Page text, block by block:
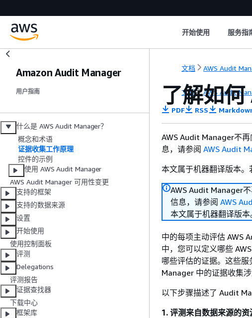
开始使用 服务指
Amazon Audit Manager
用户指南
什么是 AWS Audit Manager？
概念和术语
证据收集工作原理
控件的示例
使用 AWS Audit Manager
AWS Audit Manager 可用性变更
支持的框架
支持的数据来源
设置
开始使用
使用控制面板
评测
Delegations
评测报告
证据查找器
下载中心
框架库
文档 AWS Audit
文档 AWS Audit
了解如
PDF RSS
AWS Audit Manager不
息，请参阅 AWS Audit
本文属于机器翻译版本。
AWS Audit Manager
信息，请参阅 AWS
本文属于机器翻译版
中的每项主动评估 AWS
中，您可以定义哪些
哪些评估的证据。这些
Manager 中的证据收集
以下步骤描述了 Audit
1. 评测来自数据来源的资